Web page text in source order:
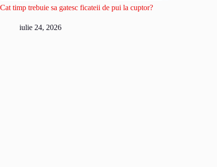
Cat timp trebuie sa gatesc ficateii de pui la cuptor?
iulie 24, 2026